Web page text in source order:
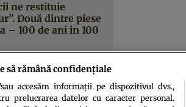
ne restituie
Două dintre piese
– 100 de ani in 100
să rămână confidențiale
accesăm informații pe dispozitivul dvs.,
prelucrarea datelor cu caracter personal.